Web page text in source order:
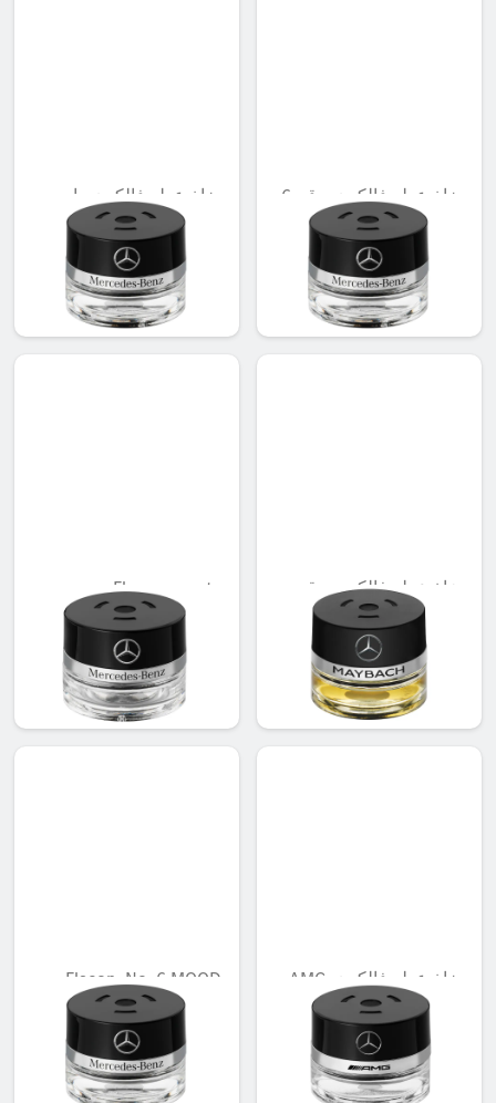
بخاخ عطر فالكون، رقم 6
مود لينين
غير متوفر حاليا
AED 548.10
بخاخ عطر فالكون، بامبو
غير متوفر حاليا
AED 548.10
بخاخ عطر فالكون، رقم
غير متوفر حاليا
AED 721.35
Flacon, empty
غير متوفر حاليا
AED 473.55
بخاخ عطر فالكون، AMG
غير متوفر حاليا
AED 683.55
Flacon, No. 6 MOOD
bittersweet
غير متوفر حاليا
AED 548.10